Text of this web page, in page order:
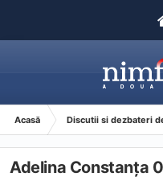
Acasă Discutii si dezbateri
Adelina Constanța